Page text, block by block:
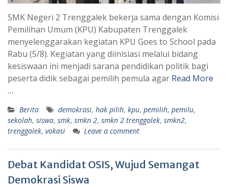
SMK Negeri 2 Trenggalek bekerja sama dengan Komisi
Pemilihan Umum (KPU) Kabupaten Trenggalek
menyelenggarakan kegiatan KPU Goes to School pada
Rabu (5/8). Kegiatan yang diinisiasi melalui bidang
kesiswaan ini menjadi sarana pendidikan politik bagi
peserta didik sebagai pemilih pemula agar Read More
…
Berita demokrasi, hak pilih, kpu, pemilih, pemilu,
sekolah, siswa, smk, smkn 2, smkn 2 trenggalek, smkn2,
trenggalek, vokasi Leave a comment
Debat Kandidat OSIS, Wujud Semangat
Demokrasi Siswa